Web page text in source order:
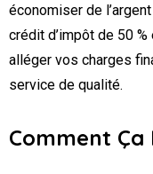
économiser de
crédit d’impôt de 50
alléger vos charges
service de qualité.
Comment Ça